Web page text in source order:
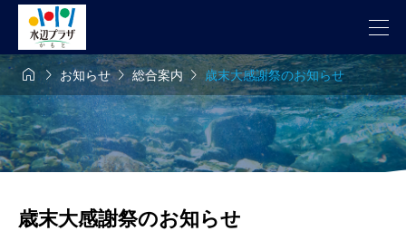
 お知らせ総合案内 歳末大感謝祭のお知らせ
歳末大感謝祭のお知らせ